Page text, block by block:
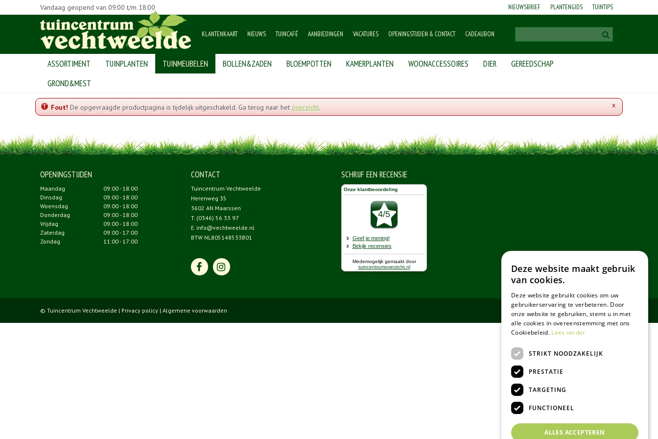
Home
Vandaag geopend van 09:00 t/m 18:00 NIEUWSBRIEF PLANTENGIDS TUINTIPS
KLANTENKAART NIEUWS TUINCAFÉ AANBIEDINGEN VACATURES OPENINGSTIJDEN & CONTACT CADEAUBON
ASSORTIMENT TUINPLANTEN TUINMEUBELEN BOLLEN&ZADEN BLOEMPOTTEN KAMERPLANTEN WOONACCESSOIRES DIER
GEREEDSCHAP
GROND&MEST
x
Fout! De opgevraagde productpagina is tijdelijk uitgeschakeld. Ga terug naar hetoverzicht.
OPENINGSTIJDEN
Maandag
09:00 - 18:00
Dinsdag
09:00 - 18:00
Woensdag
09:00 - 18:00
Donderdag
09:00 - 18:00
Vrijdag
09:00 - 18:00
Zaterdag
09:00 - 17:00
Zondag
11:00 - 17:00
CONTACT
Tuincentrum Vechtweelde
Herenweg 35
3602 AN Maarssen
T. (0346) 56 33 97
E. info@vechtweelde.nl
BTW NL805148533B01
SCHRIJF EEN RECENSIE
© Tuincentrum Vechtweelde | Privacy policy | Algemene voorwaarden
Deze website maakt gebruik
van cookies.
Deze website gebruikt cookies om uw
gebruikerservaring te verbeteren. Door
onze website te gebruiken, stemt u in met
alle cookies in overeenstemming met ons
Cookiebeleid. Lees verder
STRIKT NOODZAKELIJK
PRESTATIE
TARGETING
FUNCTIONEEL
ALLES ACCEPTEREN